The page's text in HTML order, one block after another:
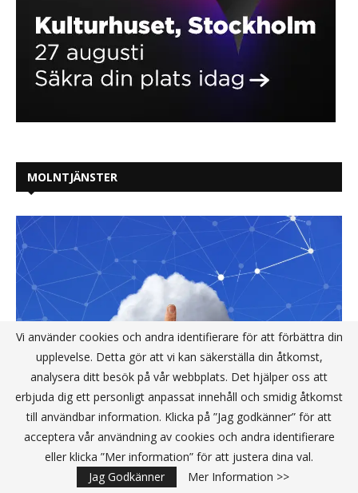
MOLNTJÄNSTER
Lagring nära molnet ger lägre
kostnader
Vi använder cookies och andra identifierare för att förbättra din
upplevelse. Detta gör att vi kan säkerställa din åtkomst,
analysera ditt besök på vår webbplats. Det hjälper oss att
erbjuda dig ett personligt anpassat innehåll och smidig åtkomst
till användbar information. Klicka på ”Jag godkänner” för att
acceptera vår användning av cookies och andra identifierare
eller klicka ”Mer information” för att justera dina val.
Jag Godkänner
Mer Information >>